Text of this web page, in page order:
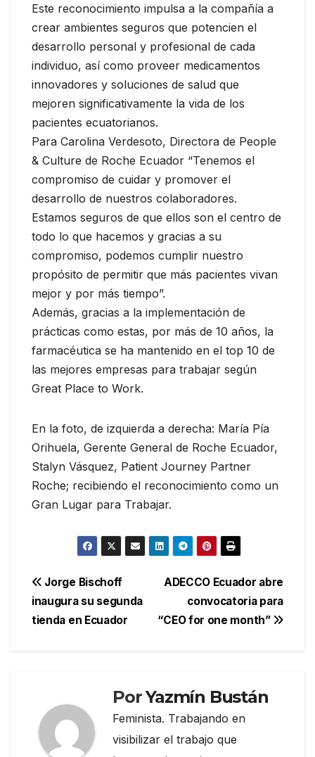
Este reconocimiento impulsa a la compañía a
crear ambientes seguros que potencien el
desarrollo personal y profesional de cada
individuo, así como proveer medicamentos
innovadores y soluciones de salud que
mejoren significativamente la vida de los
pacientes ecuatorianos.
Para Carolina Verdesoto, Directora de People
& Culture de Roche Ecuador “Tenemos el
compromiso de cuidar y promover el
desarrollo de nuestros colaboradores.
Estamos seguros de que ellos son el centro de
todo lo que hacemos y gracias a su
compromiso, podemos cumplir nuestro
propósito de permitir que más pacientes vivan
mejor y por más tiempo”.
Además, gracias a la implementación de
prácticas como estas, por más de 10 años, la
farmacéutica se ha mantenido en el top 10 de
las mejores empresas para trabajar según
Great Place to Work.
En la foto, de izquierda a derecha: María Pía
Orihuela, Gerente General de Roche Ecuador,
Stalyn Vásquez, Patient Journey Partner
Roche; recibiendo el reconocimiento como un
Gran Lugar para Trabajar.
Navegación
de
ADECCO Ecuador abre
convocatoria para
“CEO for one month”
Jorge Bischoff
inaugura su segunda
tienda en Ecuador
PorYazmín Bustán
Feminista. Trabajando en
visibilizar el trabajo que